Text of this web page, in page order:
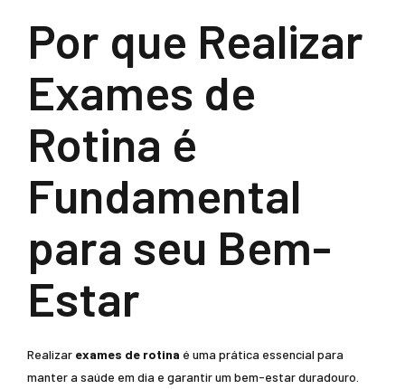
Por que Realizar
Exames de
Rotina é
Fundamental
para seu Bem-
Estar
Realizar exames de rotina é uma prática essencial para
manter a saúde em dia e garantir um bem-estar duradouro.